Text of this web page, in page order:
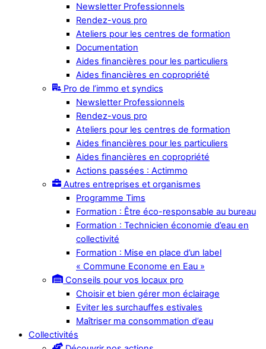
Newsletter Professionnels
Rendez-vous pro
Ateliers pour les centres de formation
Documentation
Aides financières pour les particuliers
Aides financières en copropriété
Pro de l’immo et syndics
Newsletter Professionnels
Rendez-vous pro
Ateliers pour les centres de formation
Aides financières pour les particuliers
Aides financières en copropriété
Actions passées : Actimmo
Autres entreprises et organismes
Programme Tims
Formation : Être éco-responsable au bureau
Formation : Technicien économie d’eau en
collectivité
Formation : Mise en place d’un label
« Commune Econome en Eau »
Conseils pour vos locaux pro
Choisir et bien gérer mon éclairage
Eviter les surchauffes estivales
Maîtriser ma consommation d’eau
Collectivités